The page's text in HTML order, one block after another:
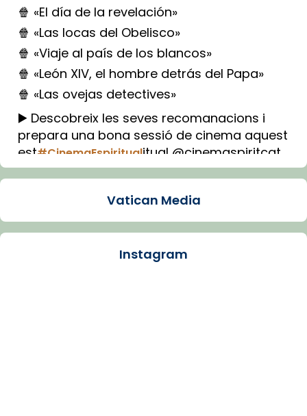
🍿 «El día de la revelación»
🍿 «Las locas del Obelisco»
🍿 «Viaje al país de los blancos»
🍿 «León XIV, el hombre detrás del Papa»
🍿 «Las ovejas detectives»
▶️ Descobreix les seves recomanacions i
prepara una bona sessió de cinema aquest
est#CinemaEspiritualitual @cinemaspiritcat
Imatge: Generada amb IA (OpenAI)
Arquebisbat de Barcelona
Vatican Media
Instagram